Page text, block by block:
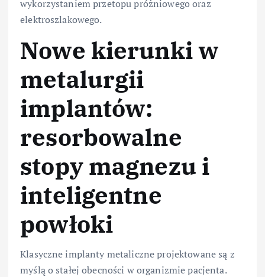
wykorzystaniem przetopu próżniowego oraz
elektroszlakowego.
Nowe kierunki w
metalurgii
implantów:
resorbowalne
stopy magnezu i
inteligentne
powłoki
Klasyczne implanty metaliczne projektowane są z
myślą o stałej obecności w organizmie pacjenta.